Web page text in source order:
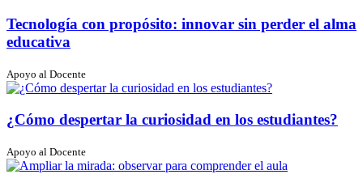
Tecnología con propósito: innovar sin perder el alma
educativa
Apoyo al Docente
¿Cómo despertar la curiosidad en los estudiantes?
Apoyo al Docente